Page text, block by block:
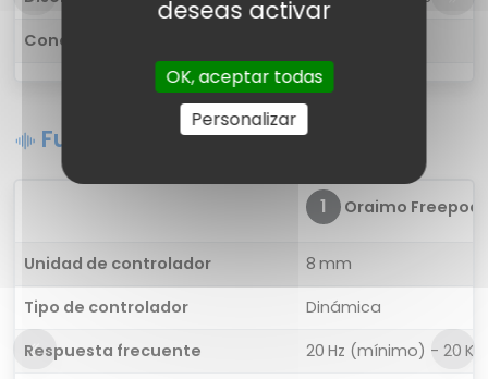
Conectividad
Funciones de sonido
1 Oraimo
Unidad de controlador
8 mm
Tipo de controlador
Dinámica
Respuesta frecuente
20 Hz (mínimo) - 20
deseas activar
OK, aceptar todas
Personalizar